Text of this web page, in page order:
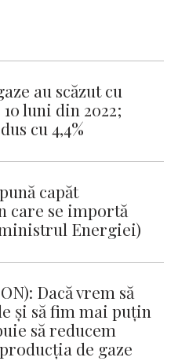
au scăzut cu
luni din 2022;
cu 4,4%
capăt
care se importă
Energiei)
Dacă vrem să
şi să fim mai puţin
să reducem
de gaze